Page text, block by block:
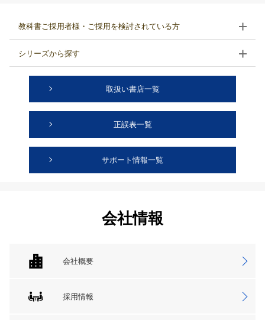
教科書ご採用者様・ご採用を検討されている方
シリーズから探す
取扱い書店一覧
正誤表一覧
サポート情報一覧
会社情報
会社概要
採用情報